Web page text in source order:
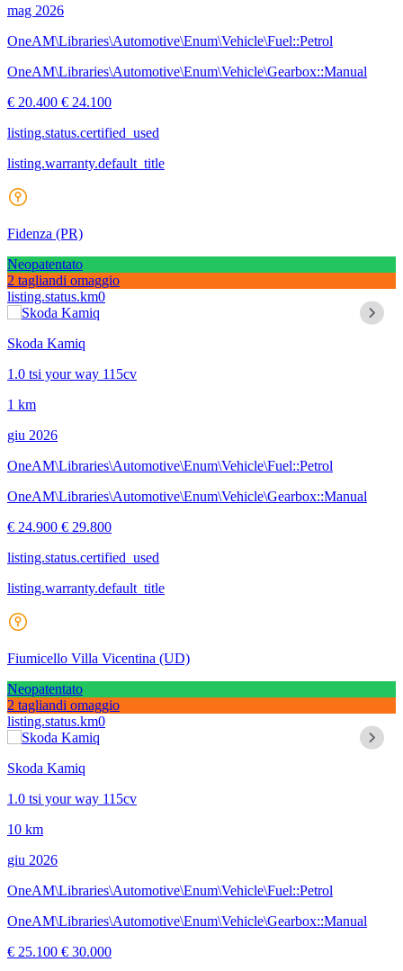
mag 2026
OneAM\Libraries\Automotive\Enum\Vehicle\Fuel::Petrol
OneAM\Libraries\Automotive\Enum\Vehicle\Gearbox::Manual
€ 20.400 € 24.100
listing.status.certified_used
listing.warranty.default_title
Fidenza (PR)
Neopatentato
2 tagliandi omaggio
listing.status.km0
Skoda Kamiq
1.0 tsi your way 115cv
1 km
giu 2026
OneAM\Libraries\Automotive\Enum\Vehicle\Fuel::Petrol
OneAM\Libraries\Automotive\Enum\Vehicle\Gearbox::Manual
€ 24.900 € 29.800
listing.status.certified_used
listing.warranty.default_title
Fiumicello Villa Vicentina (UD)
Neopatentato
2 tagliandi omaggio
listing.status.km0
Skoda Kamiq
1.0 tsi your way 115cv
10 km
giu 2026
OneAM\Libraries\Automotive\Enum\Vehicle\Fuel::Petrol
OneAM\Libraries\Automotive\Enum\Vehicle\Gearbox::Manual
€ 25.100 € 30.000